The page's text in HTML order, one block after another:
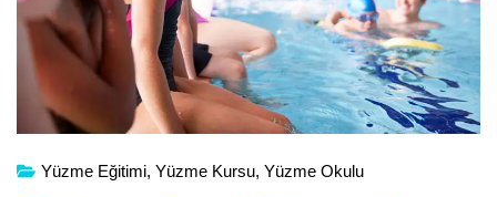
Yüzme Eğitimi, Yüzme Kursu, Yüzme Okulu